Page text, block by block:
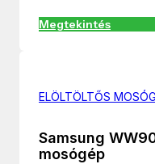
Megtekintés
ELÖLTÖLTŐS
Samsung
mosógép